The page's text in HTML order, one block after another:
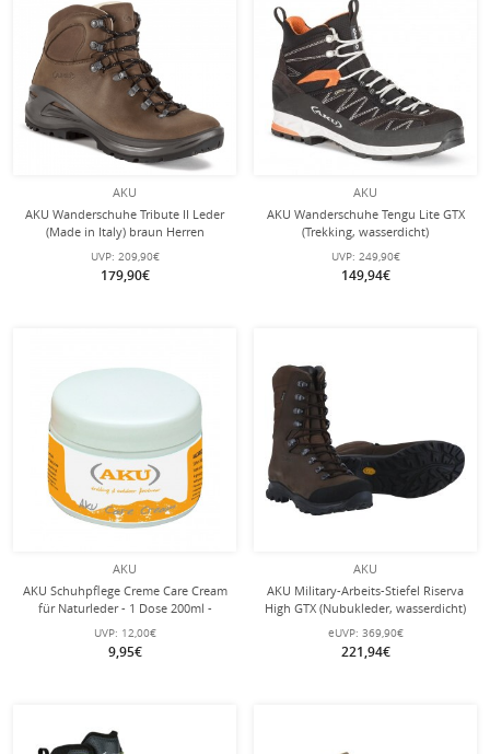
AKU
AKU Wanderschuhe Tribute II Leder
(Made in Italy) braun Herren
UVP: 209,90€
179,90€
AKU
AKU Wanderschuhe Tengu Lite GTX
(Trekking, wasserdicht)
schwarz/orange Herren
UVP: 249,90€
149,94€
AKU
AKU Schuhpflege Creme Care Cream
für Naturleder - 1 Dose 200ml -
UVP: 12,00€
9,95€
AKU
AKU Military-Arbeits-Stiefel Riserva
High GTX (Nubukleder, wasserdicht)
braun Herren
eUVP: 369,90€
221,94€